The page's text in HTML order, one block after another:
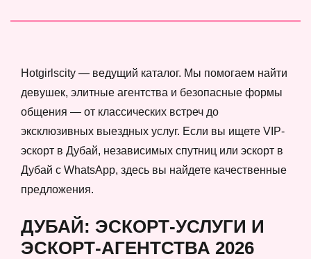
Hotgirlscity — ведущий каталог. Мы помогаем найти
девушек, элитные агентства и безопасные формы
общения — от классических встреч до
эксклюзивных выездных услуг. Если вы ищете VIP-
эскорт в Дубай, независимых спутниц или эскорт в
Дубай с WhatsApp, здесь вы найдете качественные
предложения.
ДУБАЙ: ЭСКОРТ-УСЛУГИ И
ЭСКОРТ-АГЕНТСТВА 2026